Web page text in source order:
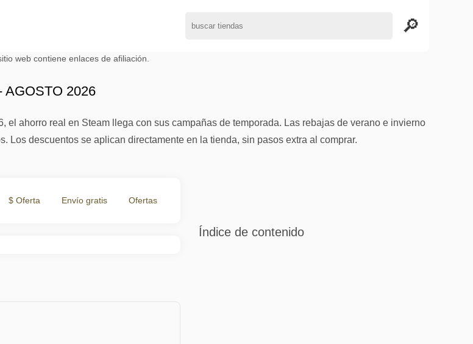
web contiene enlaces de afiliación.
AGOSTO 2026
el ahorro real en Steam llega con sus campañas de temporada. Las rebajas de verano e invierno
Los descuentos se aplican directamente en la tienda, sin pasos extra al comprar.
$ Oferta Envío gratis Ofertas
Índice de contenido